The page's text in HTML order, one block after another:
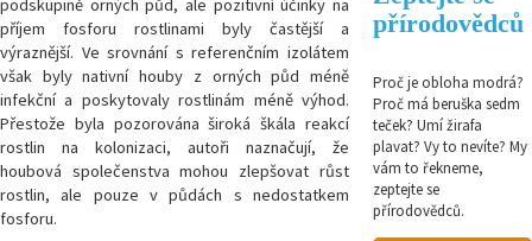
podskupině orných půd, ale pozitivní účinky na
příjem fosforu rostlinami byly častější a
výraznější. Ve srovnání s referenčním izolátem
však byly nativní houby z orných půd méně
infekční a poskytovaly rostlinám méně výhod.
Přestože byla pozorována široká škála reakcí
rostlin na kolonizaci, autoři naznačují, že
houbová společenstva mohou zlepšovat růst
rostlin, ale pouze v půdách s nedostatkem
fosforu.
přírodovědců
Proč je obloha modrá?
Proč má beruška sedm
teček? Umí žirafa
plavat? Vy to nevíte? My
vám to řekneme,
zeptejte se
přírodovědců.